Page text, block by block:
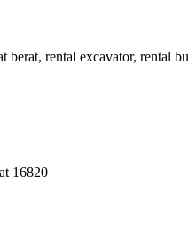
berat, rental excavator, rental
16820